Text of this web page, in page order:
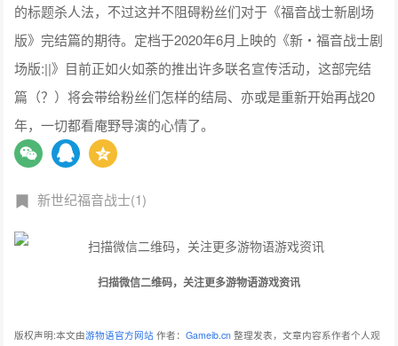
的标题杀人法，不过这并不阻碍粉丝们对于《福音战士新剧场
版》完结篇的期待。定档于2020年6月上映的《新‧福音战士剧
场版:||》目前正如火如荼的推出许多联名宣传活动，这部完结
篇（？）将会带给粉丝们怎样的结局、亦或是重新开始再战20
年，一切都看庵野导演的心情了。
新世纪福音战士(1)
扫描微信二维码，关注更多游物语游戏资讯
版权声明:本文由游物语官方网站 作者：Gameib.cn 整理发表，文章内容系作者个人观